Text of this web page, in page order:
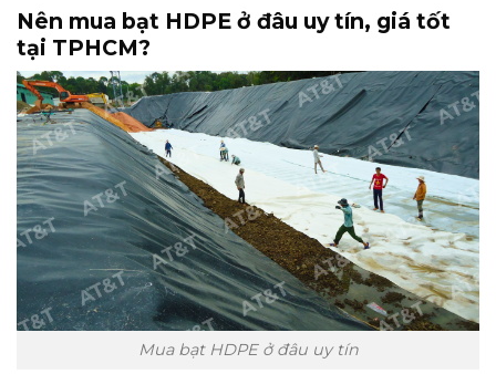
Nên mua bạt HDPE ở đâu uy tín, giá tốt
tại TPHCM?
Mua bạt HDPE ở đâu uy tín